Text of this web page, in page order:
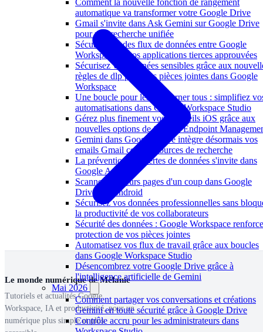
Comment la nouvelle fonction de rangement
automatique va transformer votre Google Drive
Gmail s'invite dans Ask Gemini sur Google Drive
pour une recherche unifiée
Sécurisation des flux de données entre Google
Workspace et vos applications tierces approuvées
Sécurisez vos données sensibles grâce aux
règles de dlp pour vos pièces jointes dans Google
Workspace
Une boucle pour les gouverner tous : simplifiez
automatisations dans Google Workspace Studio
Gérez plus finement vos appareils iOS grâce aux
nouvelles options de Google Endpoint
Gemini dans Google Drive intègre désormais vos
emails Gmail comme sources de recherche
La prévention des pertes de données s'invite dans
Google Agenda
Scanner plusieurs pages d'un coup dans Google
Drive sur Android
Sécurisez vos données professionnelles sans
la productivité de vos collaborateurs
Sécurité des données : Google Workspace
protection de vos pièces jointes
Automatisez vos flux de travail grâce aux boucles
dans Google Workspace Studio
Désencombrez votre Google Drive grâce à
l'intelligence artificielle de Gemini
Mai 2026
Comment partager vos conversations et créations
Gemini en toute sécurité grâce à Google Drive
Contrôle accru pour les administrateurs dans
Le monde numérique de Mélanie
Tutoriels et actualités Google
Workspace, IA et productivité, pour un
numérique plus simple et plus